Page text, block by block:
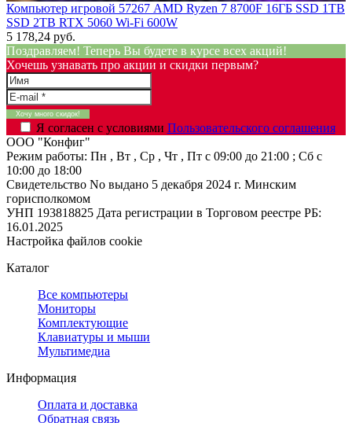
Компьютер игровой 57267 AMD Ryzen 7 8700F 16ГБ SSD 1TB
SSD 2TB RTX 5060 Wi-Fi 600W
5 178,24 руб.
Поздравляем! Теперь Вы будете в курсе всех акций!
Хочешь узнавать про акции и скидки первым?
Я согласен с условиями Пользовательского соглашения
ООО "Конфиг"
Режим работы: Пн , Вт , Ср , Чт , Пт c 09:00 до 21:00 ; Сб c
10:00 до 18:00
Свидетельство No выдано 5 декабря 2024 г. Минским
горисполкомом
УНП 193818825 Дата регистрации в Торговом реестре РБ:
16.01.2025
Настройка файлов cookie
Каталог
Все компьютеры
Мониторы
Комплектующие
Клавиатуры и мыши
Мультимедиа
Информация
Оплата и доставка
Обратная связь